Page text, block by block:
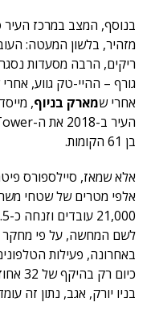
בנוסף, המצב במרכז העיר
מזהיר, בלשון המעטה:
ריקים, הרבה מסעדות
גורף – ההיי-טק גווע,
אחרי שמארק בניוף,
בן 61 הקומות.
אלפי מטרים של שטחי
לשם המחשה, על פי
באחרונה, פעילות
כיום
בניו יורק, אגב, נתון זה עומד על 75